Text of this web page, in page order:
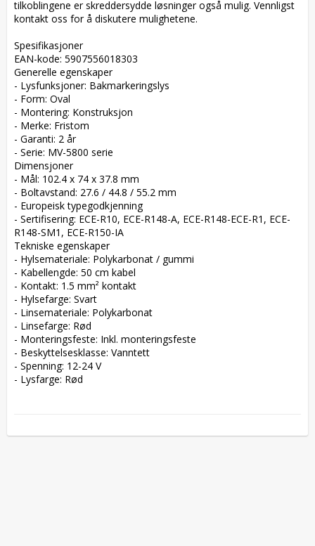
tilkoblingene er skreddersydde løsninger også mulig. Vennligst
kontakt oss for å diskutere mulighetene.
Spesifikasjoner
EAN-kode: 5907556018303
Generelle egenskaper
- Lysfunksjoner: Bakmarkeringslys
- Form: Oval
- Montering: Konstruksjon
- Merke: Fristom
- Garanti: 2 år
- Serie: MV-5800 serie
Dimensjoner
- Mål: 102.4 x 74 x 37.8 mm
- Boltavstand: 27.6 / 44.8 / 55.2 mm
- Europeisk typegodkjenning
- Sertifisering: ECE-R10, ECE-R148-A, ECE-R148-ECE-R1, ECE-
R148-SM1, ECE-R150-IA
Tekniske egenskaper
- Hylsemateriale: Polykarbonat / gummi
- Kabellengde: 50 cm kabel
- Kontakt: 1.5 mm² kontakt
- Hylsefarge: Svart
- Linsemateriale: Polykarbonat
- Linsefarge: Rød
- Monteringsfeste: Inkl. monteringsfeste
- Beskyttelsesklasse: Vanntett
- Spenning: 12-24 V
- Lysfarge: Rød